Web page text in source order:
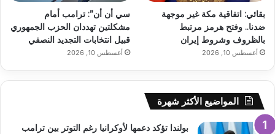
بقائي: اتفاقية مكة غير موجهة
ضدنا.. وفتح هرمز مرتبط
بالظروف وشروط إيران
أغسطس 10, 2026
سي أن أن”: ترامب أمام
مشكلتين تهددان الحزب الجمهوري
قبيل انتخابات التجديد النصفي
أغسطس 10, 2026
المواضيع الأكثر شهرة
بولندا تؤكد دعمها لأوكرانيا رغم التوتر بين ترامب